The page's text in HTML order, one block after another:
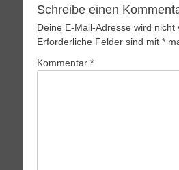
Schreibe einen
Deine E-Mail-Adresse wird nicht
Erforderliche Felder sind mit *
Kommentar *